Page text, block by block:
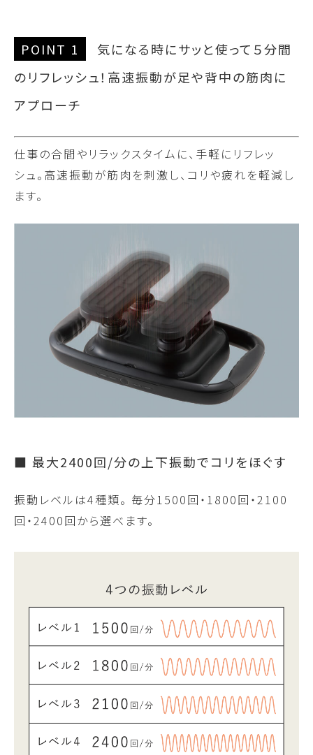
POINT 1
気になる時にサッと使って５分間
のリフレッシュ！高速振動が足や背中の筋肉に
アプローチ
仕事の合間やリラックスタイムに、手軽にリフレッ
シュ。高速振動が筋肉を刺激し、コリや疲れを軽減し
ます。
■ 最大2400回/分の上下振動でコリをほぐす
振動レベルは4種類。 毎分1500回・1800回・2100
回・2400回から選べます。